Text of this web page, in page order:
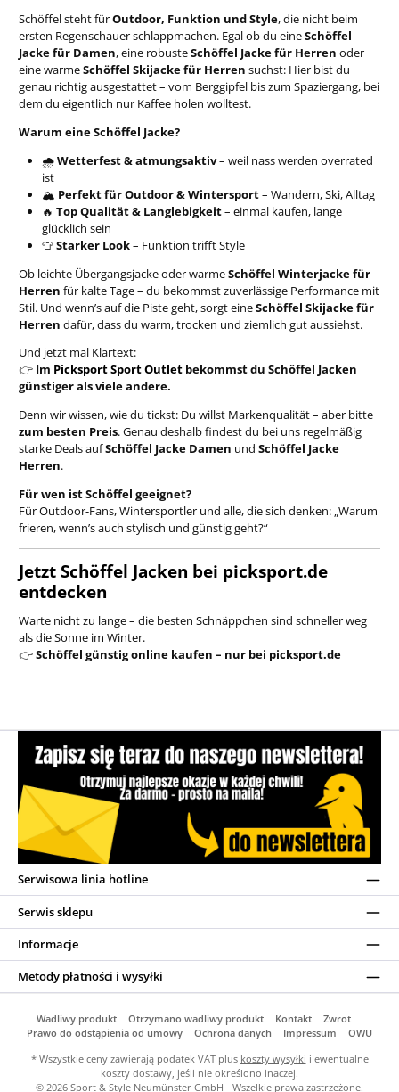
Schöffel steht fürOutdoor, Funktion und Style, die nicht beim
ersten Regenschauer schlappmachen. Egal ob du eineSchöffel
Jacke für Damen, eine robusteSchöffel Jacke für Herren oder
eine warmeSchöffel Skijacke für Herren suchst: Hier bist du
genau richtig ausgestattet – vom Berggipfel bis zum Spaziergang, bei
dem du eigentlich nur Kaffee holen wolltest.
Warum eine Schöffel Jacke?
🌧️Wetterfest & atmungsaktiv– weil nass werden overrated
ist
🏔️ Perfekt für Outdoor & Wintersport– Wandern, Ski, Alltag
🔥 Top Qualität & Langlebigkeit– einmal kaufen, lange
glücklich sein
👕Starker Look– Funktion trifft Style
Ob leichte Übergangsjacke oder warmeSchöffel Winterjacke für
Herren für kalte Tage – du bekommst zuverlässige Performance mit
Stil. Und wenn’s auf die Piste geht, sorgt eineSchöffel Skijacke für
Herren dafür, dass du warm, trocken und ziemlich gut aussiehst.
Und jetzt mal Klartext:
👉 Im Picksport Sport Outlet bekommst du Schöffel Jacken
günstiger als viele andere.
Denn wir wissen, wie du tickst: Du willst Markenqualität – aber bitte
zum besten Preis. Genau deshalb findest du bei uns regelmäßig
starke Deals aufSchöffel Jacke Damen und Schöffel Jacke
Herren.
Für wen ist Schöffel geeignet?
Für Outdoor-Fans, Wintersportler und alle, die sich denken: „Warum
frieren, wenn’s auch stylisch und günstig geht?“
Jetzt Schöffel Jacken bei picksport.de
entdecken
Warte nicht zu lange – die besten Schnäppchen sind schneller weg
als die Sonne im Winter.
👉Schöffel günstig online kaufen – nur bei picksport.de
Serwisowa linia hotline
Serwis sklepu
Informacje
Metody płatności i wysyłki
Wadliwy produkt Otrzymano wadliwy produkt Kontakt
Zwrot
Prawo do odstąpienia od umowy
Ochrona danych Impressum
OWU
* Wszystkie ceny zawierają podatek VAT plus koszty wysyłki i ewentualne
koszty dostawy, jeśli nie określono inaczej.
© 2026 Sport & Style Neumünster GmbH - Wszelkie prawa zastrzeżone.